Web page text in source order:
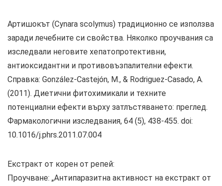
Артишокът (Cynara scolymus) традиционно се използва
заради лечебните си свойства. Няколко проучвания са
изследвали неговите хепатопротективни,
антиоксидантни и противовъзпалителни ефекти.
Справка: González-Castejón, M., & Rodriguez-Casado, A.
(2011). Диетични фитохимикали и техните
потенциални ефекти върху затлъстяването: преглед.
Фармакологични изследвания, 64 (5), 438-455. doi:
10.1016/j.phrs.2011.07.004
Екстракт от корен от репей:
Проучване: „Антипаразитна активност на екстракт от